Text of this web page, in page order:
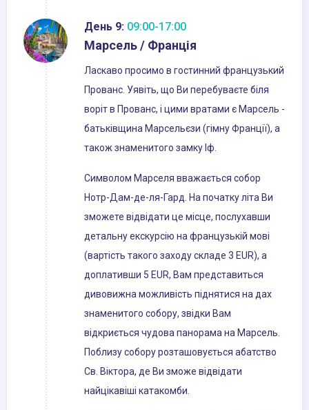
День 9: 09:00-17:00
Марсель / Франція
Ласкаво просимо в гостинний французький
Прованс. Уявіть, що Ви перебуваєте біля
воріт в Прованс, і цими вратами є Марсель -
батьківщина Марсельєзи (гімну Франції), а
також знаменитого замку Іф.
Символом Марселя вважається собор
Нотр-Дам-де-ля-Гард. На початку літа Ви
зможете відвідати це місце, послухавши
детальну екскурсію на французькій мові
(вартість такого заходу складе 3 EUR), а
доплативши 5 EUR, Вам представиться
дивовижна можливість піднятися на дах
знаменитого собору, звідки Вам
відкриється чудова панорама на Марсель.
Поблизу собору розташовується абатство
Св. Віктора, де Ви зможе відвідати
найцікавіші катакомби.